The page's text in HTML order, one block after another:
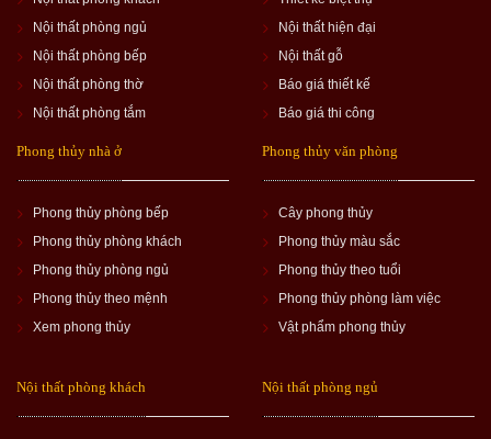
Nội thất phòng ngủ
Nội thất phòng bếp
Nội thất phòng thờ
Nội thất phòng tắm
Nội thất hiện đại
Nội thất gỗ
Báo giá thiết kế
Báo giá thi công
Phong thủy nhà ở
Phong thủy phòng bếp
Phong thủy phòng khách
Phong thủy phòng ngủ
Phong thủy theo mệnh
Xem phong thủy
Phong thủy văn phòng
Cây phong thủy
Phong thủy màu sắc
Phong thủy theo tuổi
Phong thủy phòng làm việc
Vật phẩm phong thủy
Nội thất phòng khách Nội thất phòng ngủ